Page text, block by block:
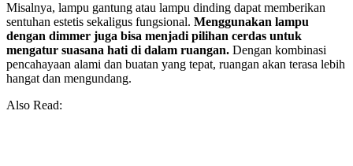
Misalnya, lampu gantung atau lampu dinding dapat memberikan
sentuhan estetis sekaligus fungsional. Menggunakan lampu
dengan dimmer juga bisa menjadi pilihan cerdas untuk
mengatur suasana hati di dalam ruangan. Dengan kombinasi
pencahayaan alami dan buatan yang tepat, ruangan akan terasa lebih
hangat dan mengundang.
Also Read: